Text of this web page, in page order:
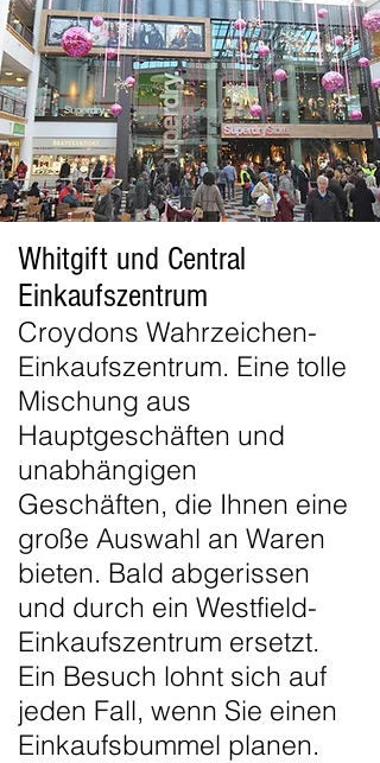
Whitgift und Central
Einkaufszentrum
Croydons Wahrzeichen-
Einkaufszentrum. Eine tolle
Mischung aus
Hauptgeschäften und
unabhängigen
Geschäften, die Ihnen eine
große Auswahl an Waren
bieten. Bald abgerissen
und durch ein Westfield-
Einkaufszentrum ersetzt.
Ein Besuch lohnt sich auf
jeden Fall, wenn Sie einen
Einkaufsbummel planen.